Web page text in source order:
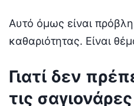
Αυτό όμως είναι
καθαριότητας. Είναι
Γιατί δεν
τις